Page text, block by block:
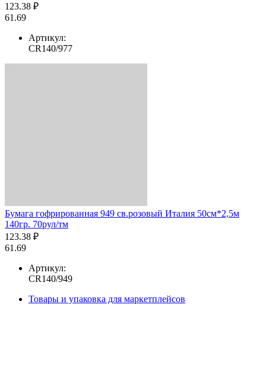
123.38 ₽
61.69
Артикул:
CR140/977
Бумага гофрированная 949 св.розовый Италия 50см*2,5м
140гр. 70рул/тм
123.38 ₽
61.69
Артикул:
CR140/949
Товары и упаковка для маркетплейсов